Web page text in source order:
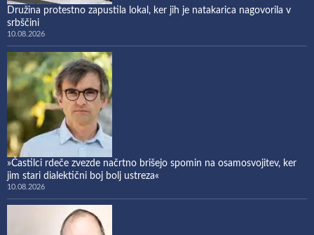
Družina protestno zapustila lokal, ker jih je natakarica nagovorila v
srbščini
10.08.2026
»Častilci rdeče zvezde načrtno brišejo spomin na osamosvojitev, ker
jim stari dialektični boj bolj ustreza«
10.08.2026